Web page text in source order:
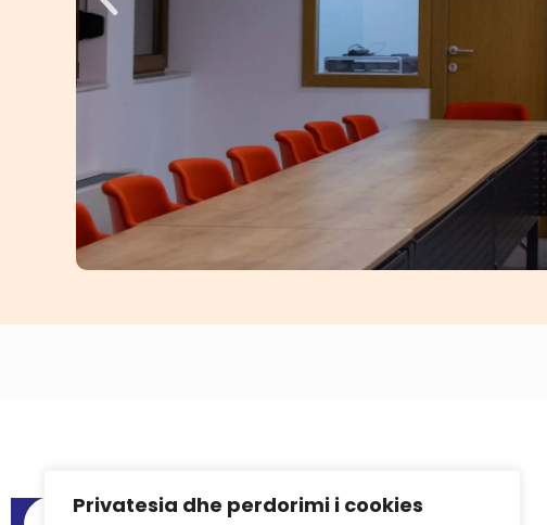
Privatesia dhe perdorimi i cookies
Meni